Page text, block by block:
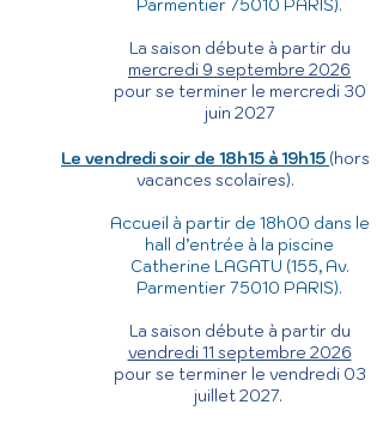
Parmentier 75010 PARIS).
La saison débute à partir du
mercredi 9 septembre 2026
pour se terminer le mercredi 30
juin 2027
Le vendredi soir de 18h15 à 19h15 (hors
vacances scolaires).
Accueil à partir de 18h00 dans le
hall d’entrée à la piscine
Catherine LAGATU (155, Av.
Parmentier 75010 PARIS).
La saison débute à partir du
vendredi 11 septembre 2026
pour se terminer le vendredi 03
juillet 2027.